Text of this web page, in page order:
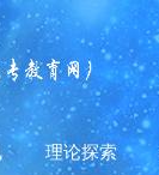
理论探索